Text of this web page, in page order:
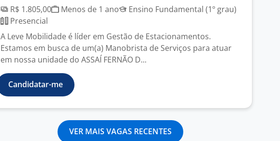
R$ 1.805,00
Menos de 1 ano
Ensino Fundamental (1º grau)
Presencial
A Leve Mobilidade é líder em Gestão de Estacionamentos.
Estamos em busca de um(a) Manobrista de Serviços para atuar
em nossa unidade do ASSAÍ FERNÃO D...
Candidatar-me
VER MAIS VAGAS RECENTES